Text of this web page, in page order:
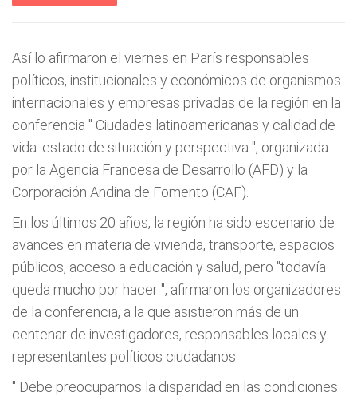
Así lo afirmaron el viernes en París responsables
políticos, institucionales y económicos de organismos
internacionales y empresas privadas de la región en la
conferencia " Ciudades latinoamericanas y calidad de
vida: estado de situación y perspectiva ", organizada
por la Agencia Francesa de Desarrollo (AFD) y la
Corporación Andina de Fomento (CAF).
En los últimos 20 años, la región ha sido escenario de
avances en materia de vivienda, transporte, espacios
públicos, acceso a educación y salud, pero "todavía
queda mucho por hacer ", afirmaron los organizadores
de la conferencia, a la que asistieron más de un
centenar de investigadores, responsables locales y
representantes políticos ciudadanos.
" Debe preocuparnos la disparidad en las condiciones